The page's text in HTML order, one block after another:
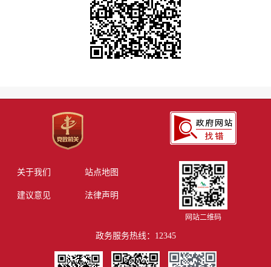
关于我们 站点地图
建议意见 法律声明
网站二维码
政务服务热线：12345